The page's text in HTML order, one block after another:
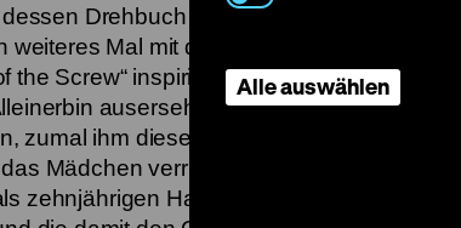
Drehbuch der damals noch
Mal mit dem Genrekino
the Screw“ inspirierten Geschichte
ausersehen. Den bald
zumal ihm diese immer wieder
Mädchen verrückt zu machen?
zehnjährigen Hauptdarstellerin
Alle auswählen